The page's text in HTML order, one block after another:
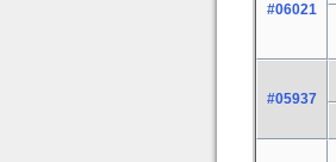
#06021
#05937